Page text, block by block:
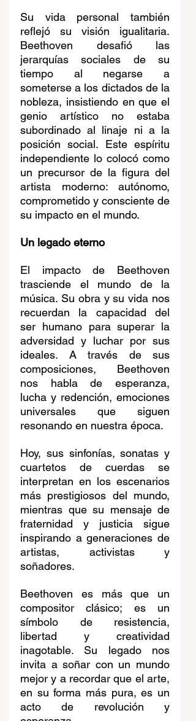
Su vida personal también
reflejó su visión igualitaria.
Beethoven desafió las
jerarquías sociales de su
tiempo al negarse a
someterse a los dictados de la
nobleza, insistiendo en que el
genio artístico no estaba
subordinado al linaje ni a la
posición social. Este espíritu
independiente lo colocó como
un precursor de la figura del
artista moderno: autónomo,
comprometido y consciente de
su impacto en el mundo.
Un legado eterno
El impacto de Beethoven
trasciende el mundo de la
música. Su obra y su vida nos
recuerdan la capacidad del
ser humano para superar la
adversidad y luchar por sus
ideales. A través de sus
composiciones, Beethoven
nos habla de esperanza,
lucha y redención, emociones
universales que siguen
resonando en nuestra época.
Hoy, sus sinfonías, sonatas y
cuartetos de cuerdas se
interpretan en los escenarios
más prestigiosos del mundo,
mientras que su mensaje de
fraternidad y justicia sigue
inspirando a generaciones de
artistas, activistas y
soñadores.
Beethoven es más que un
compositor clásico; es un
símbolo de resistencia,
libertad y creatividad
inagotable. Su legado nos
invita a soñar con un mundo
mejor y a recordar que el arte,
en su forma más pura, es un
acto de revolución y